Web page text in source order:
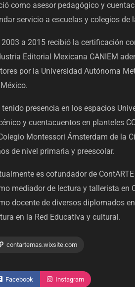
como asesor pedagógico y
servicio a escuelas y colegios de
2003 a 2015 recibió la certificación
Editorial Mexicana CANIEM
por la Universidad Autónoma
tenido presencia en los espacios
y cuentacuentos en planteles
Montessori Ámsterdam de la
de nivel primaria y preescolar.
es cofundador de
mediador de lectura y tallerista en
docente de diversos diplomados
en la Red Educativa y cultural.
contartemas.wixsite.com
Facebook Instagram